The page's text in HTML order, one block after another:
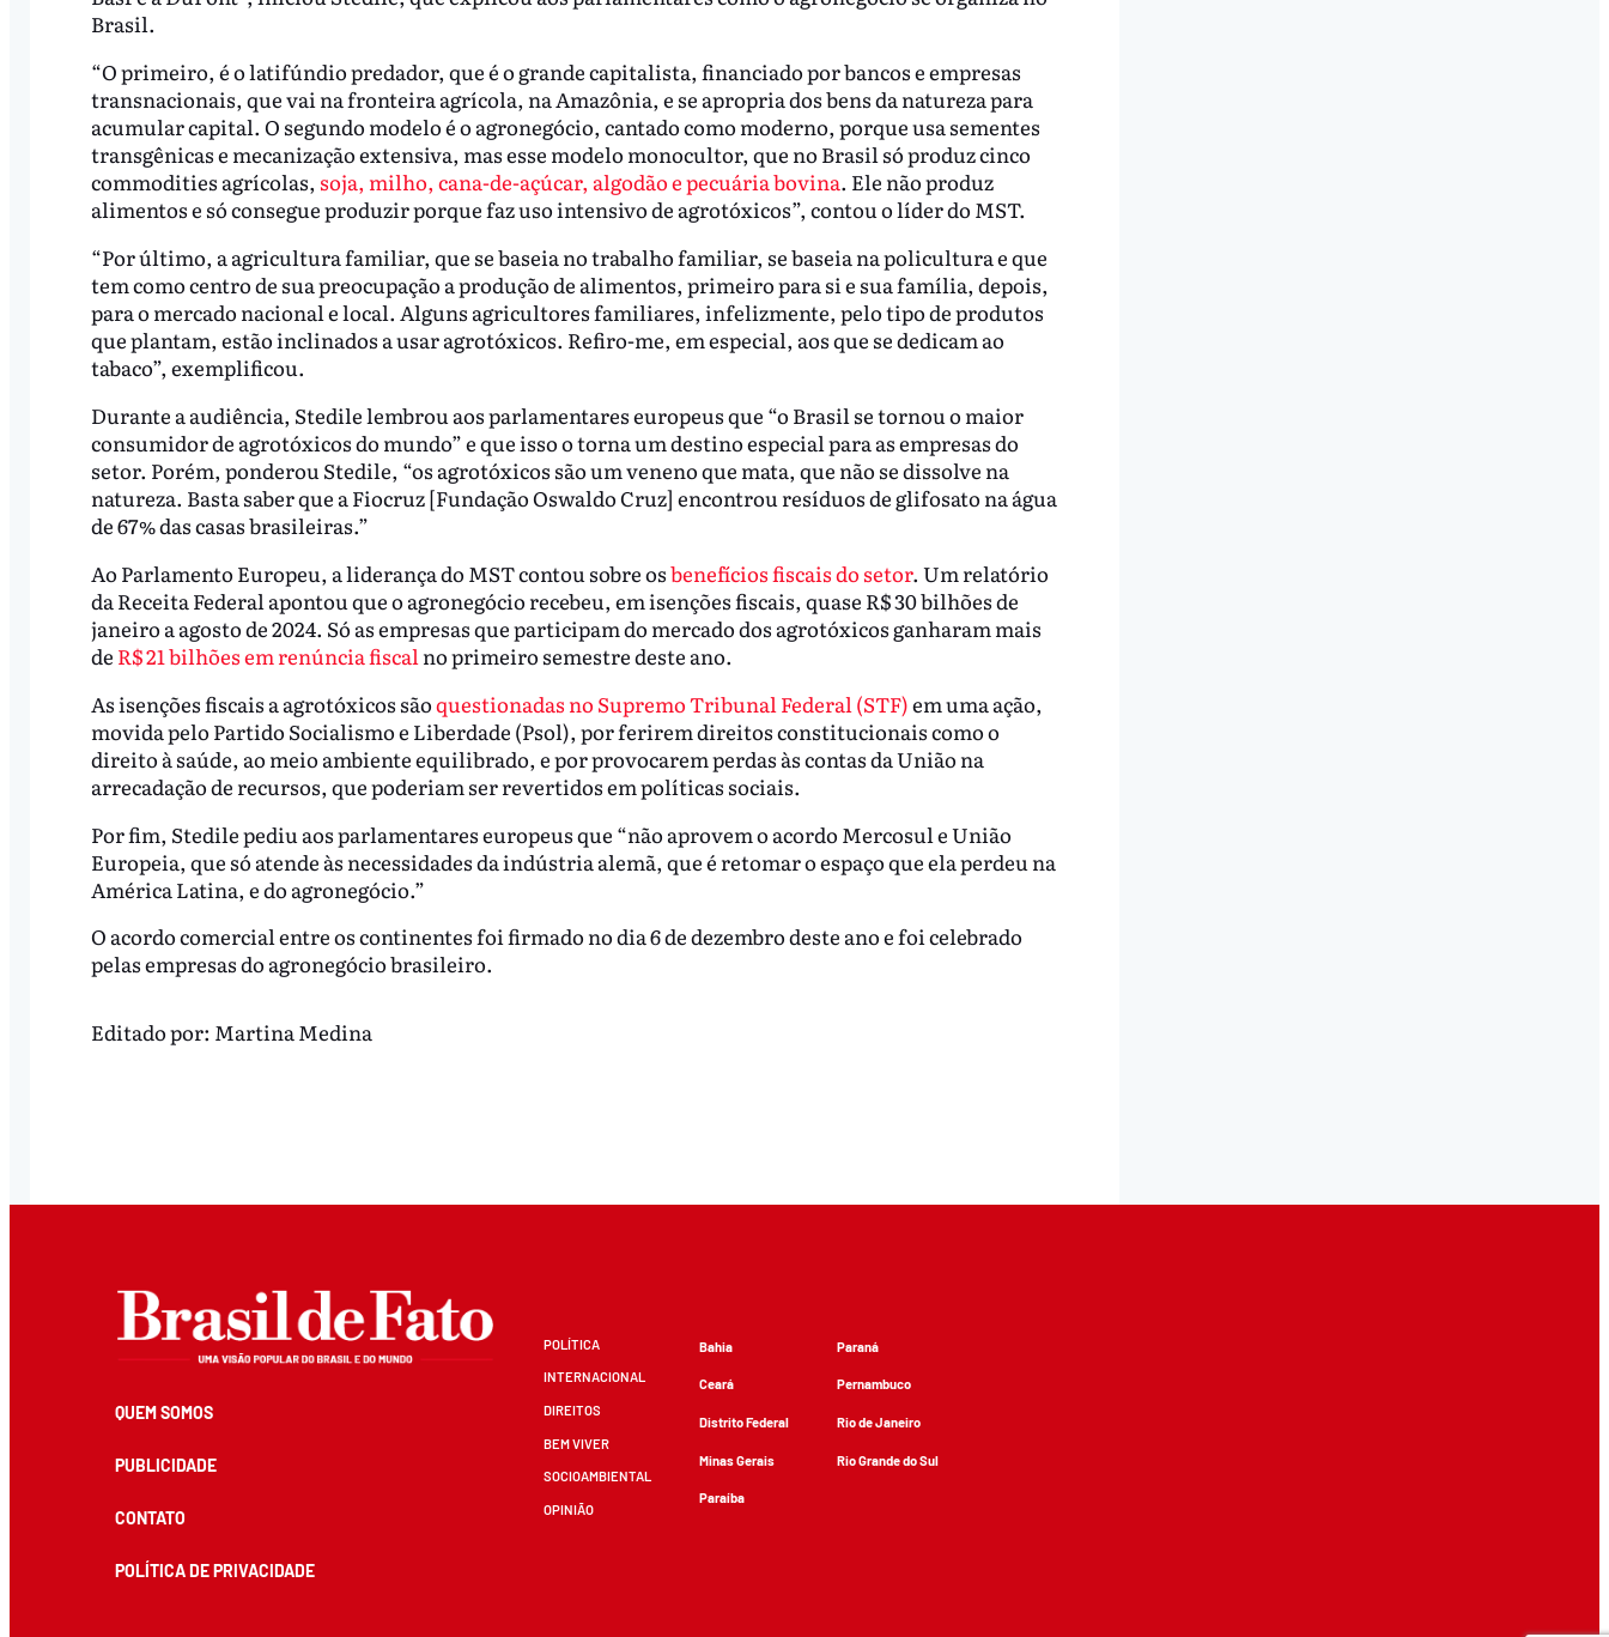
Brasil.
“O primeiro, é o latifúndio predador, que é o grande capitalista, financiado por bancos e empresas
transnacionais, que vai na fronteira agrícola, na Amazônia, e se apropria dos bens da natureza para
acumular capital. O segundo modelo é o agronegócio, cantado como moderno, porque usa sementes
transgênicas e mecanização extensiva, mas esse modelo monocultor, que no Brasil só produz cinco
commodities agrícolas, soja, milho, cana-de-açúcar, algodão e pecuária bovina. Ele não produz
alimentos e só consegue produzir porque faz uso intensivo de agrotóxicos”, contou o líder do MST.
“Por último, a agricultura familiar, que se baseia no trabalho familiar, se baseia na policultura e que
tem como centro de sua preocupação a produção de alimentos, primeiro para si e sua família, depois,
para o mercado nacional e local. Alguns agricultores familiares, infelizmente, pelo tipo de produtos
que plantam, estão inclinados a usar agrotóxicos. Refiro-me, em especial, aos que se dedicam ao
tabaco”, exemplificou.
Durante a audiência, Stedile lembrou aos parlamentares europeus que “o Brasil se tornou o maior
consumidor de agrotóxicos do mundo” e que isso o torna um destino especial para as empresas do
setor. Porém, ponderou Stedile, “os agrotóxicos são um veneno que mata, que não se dissolve na
natureza. Basta saber que a Fiocruz [Fundação Oswaldo Cruz] encontrou resíduos de glifosato na água
de 67% das casas brasileiras.”
Ao Parlamento Europeu, a liderança do MST contou sobre osbenefícios fiscais do setor. Um relatório
da Receita Federal apontou que o agronegócio recebeu, em isenções fiscais, quase R$ 30 bilhões de
janeiro a agosto de 2024. Só as empresas que participam do mercado dos agrotóxicos ganharam mais
de R$ 21 bilhões em renúncia fiscal no primeiro semestre deste ano.
As isenções fiscais a agrotóxicos sãoquestionadas no Supremo Tribunal Federal (STF)em uma ação,
movida pelo Partido Socialismo e Liberdade (Psol), por ferirem direitos constitucionais como o
direito à saúde, ao meio ambiente equilibrado, e por provocarem perdas às contas da União na
arrecadação de recursos, que poderiam ser revertidos em políticas sociais.
Por fim, Stedile pediu aos parlamentares europeus que “não aprovem o acordo Mercosul e União
Europeia, que só atende às necessidades da indústria alemã, que é retomar o espaço que ela perdeu na
América Latina, e do agronegócio.”
O acordo comercial entre os continentes foi firmado no dia 6 de dezembro deste ano e foi celebrado
pelas empresas do agronegócio brasileiro.
Editado por: Martina Medina
QUEM SOMOS
PUBLICIDADE
CONTATO
POLÍTICA DE PRIVACIDADE
POLÍTICA
INTERNACIONAL
DIREITOS
BEM VIVER
SOCIOAMBIENTAL
OPINIÃO
Bahia
Ceará
Distrito Federal
Minas Gerais
Paraíba
Paraná
Pernambuco
Rio de Janeiro
Rio Grande do Sul